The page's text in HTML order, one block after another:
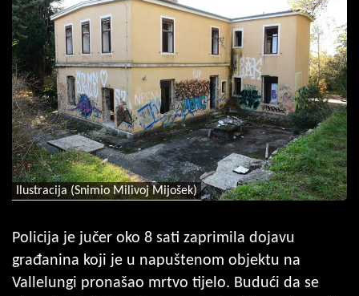
Ilustracija (Snimio Milivoj Mijošek)
Policija je jučer oko 8 sati zaprimila dojavu
građanina koji je u napuštenom objektu na
Vallelungi pronašao mrtvo tijelo. Budući da se